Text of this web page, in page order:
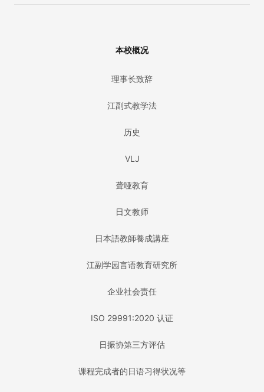
本校概况
理事长致辞
江副式教学法
历史
VLJ
聋哑教育
日文教师
日本語教師養成講座
江副学园言语教育研究所
企业社会责任
ISO 29991:2020 认证
日振协第三方评估
课程完成者的日语习得状况等